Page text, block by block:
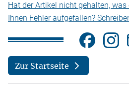
Hat der Artikel nicht gehalten, was
Ihnen Fehler aufgefallen?
Zur Startseite